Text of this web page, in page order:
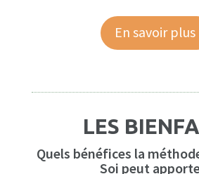
En savoir plus
LES
Quels bénéfices la
Soi peut